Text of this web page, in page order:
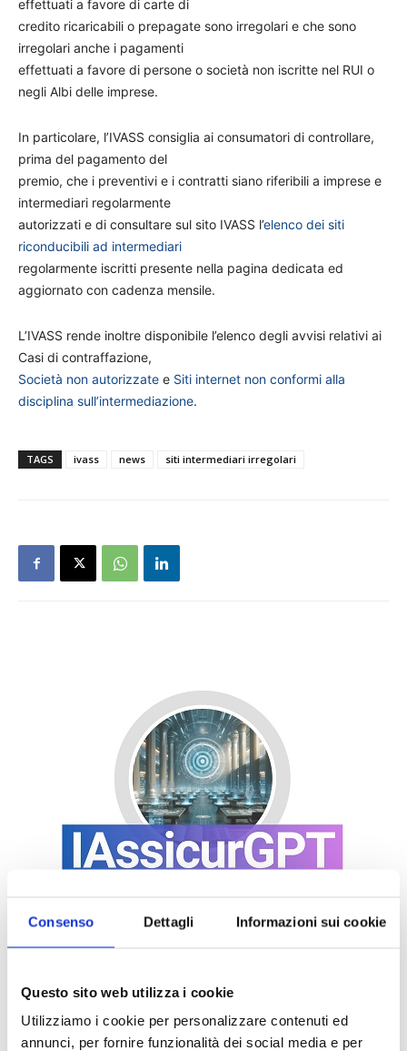
Consenso Dettagli Informazioni sui cookie
Questo sito web utilizza i cookie
Utilizziamo i cookie per personalizzare contenuti ed
annunci, per fornire funzionalità dei social media e per
effettuati a favore di carte di
credito ricaricabili o prepagate sono irregolari e che sono
irregolari anche i pagamenti
effettuati a favore di persone o società non iscritte nel RUI o
negli Albi delle imprese.
In particolare, l’IVASS consiglia ai consumatori di controllare,
prima del pagamento del
premio, che i preventivi e i contratti siano riferibili a imprese e
intermediari regolarmente
autorizzati e di consultare sul sito IVASS l’elenco dei siti
riconducibili ad intermediari
regolarmente iscritti presente nella pagina dedicata ed
aggiornato con cadenza mensile.
L’IVASS rende inoltre disponibile l’elenco degli avvisi relativi ai
Casi di contraffazione,
Società non autorizzate e Siti internet non conformi alla
disciplina sull’intermediazione.
TAGS ivass news siti intermediari irregolari